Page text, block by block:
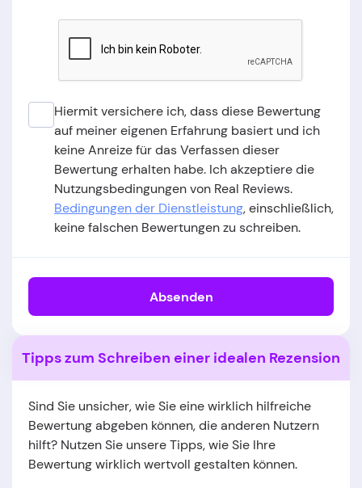
Hiermit versichere ich, dass diese Bewertung
auf meiner eigenen Erfahrung basiert und ich
keine Anreize für das Verfassen dieser
Bewertung erhalten habe. Ich akzeptiere die
Nutzungsbedingungen von Real Reviews.
Bedingungen der Dienstleistung, einschließlich,
keine falschen Bewertungen zu schreiben.
Absenden
Tipps zum Schreiben einer idealen Rezension
Sind Sie unsicher, wie Sie eine wirklich hilfreiche
Bewertung abgeben können, die anderen Nutzern
hilft? Nutzen Sie unsere Tipps, wie Sie Ihre
Bewertung wirklich wertvoll gestalten können.